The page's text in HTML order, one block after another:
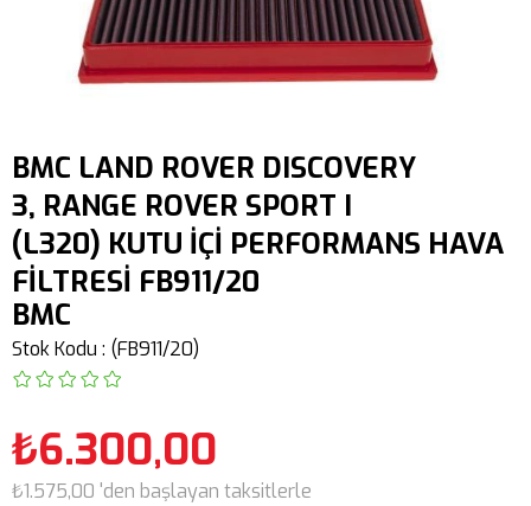
BMC LAND ROVER DISCOVERY
3, RANGE ROVER SPORT I
(L320) KUTU İÇİ PERFORMANS HAVA
FİLTRESİ FB911/20
BMC
Stok Kodu (FB911/20)
₺6.300,00
₺1.575,00 'den başlayan taksitlerle